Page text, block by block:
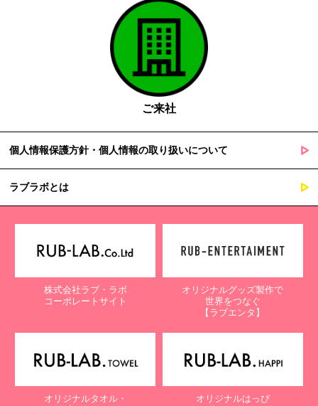
ご来社
個人情報保護方針・個人情報の取り扱いについて
ラブラボとは
株式会社ラブ・ラボ
コーポレートサイト
オリジナルグッズ製作で
世界をつなぐ
【ラブエンタ】
オリジナルタオル・
オリジナルはっぴ